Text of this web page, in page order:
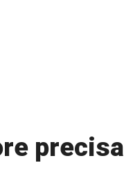
precisa